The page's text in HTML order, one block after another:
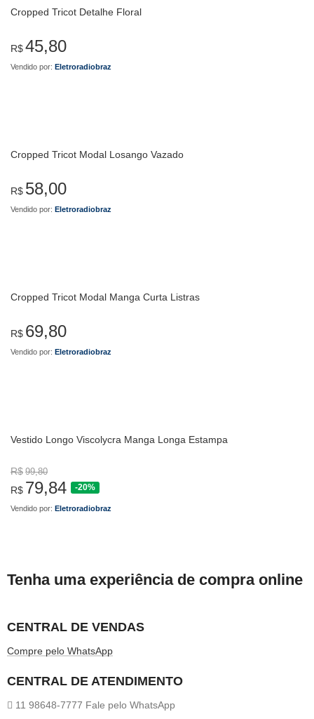
Cropped Tricot Detalhe Floral
R$45,80
Vendido por: Eletroradiobraz
Cropped Tricot Modal Losango Vazado
R$ 58,00
Vendido por: Eletroradiobraz
Cropped Tricot Modal Manga Curta Listras
R$ 69,80
Vendido por: Eletroradiobraz
Vestido Longo Viscolycra Manga Longa Estampa
R$ 99,80
R$ 79,84 -20%
Vendido por: Eletroradiobraz
Tenha uma experiência de compra online
CENTRAL DE VENDAS
Compre pelo WhatsApp
CENTRAL DE ATENDIMENTO
11 98648-7777 Fale pelo WhatsApp